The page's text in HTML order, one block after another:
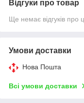
Відгуки про товар
Ще немає відгуків про
Умови доставки
Нова Пошта
Всі умови доставки